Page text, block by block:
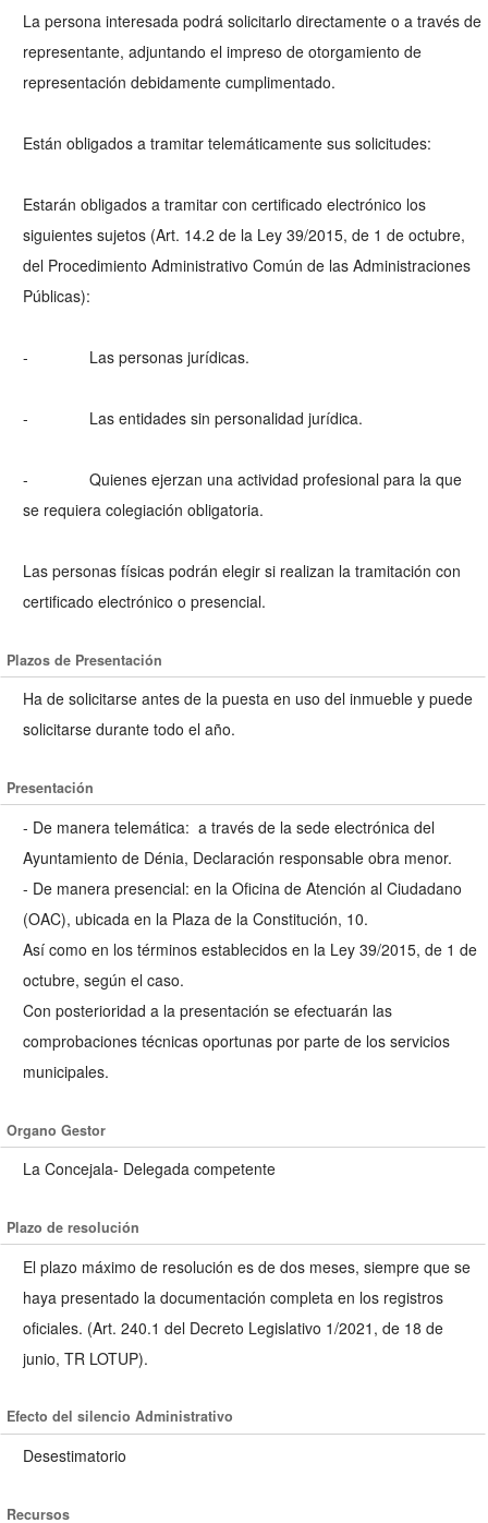
La persona interesada podrá solicitarlo directamente o a través de
representante, adjuntando el impreso de otorgamiento de
representación debidamente cumplimentado.
Están obligados a tramitar telemáticamente sus solicitudes:
Estarán obligados a tramitar con certificado electrónico los
siguientes sujetos (Art. 14.2 de la Ley 39/2015, de 1 de octubre,
del Procedimiento Administrativo Común de las Administraciones
Públicas):
- Las personas jurídicas.
- Las entidades sin personalidad jurídica.
- Quienes ejerzan una actividad profesional para la que
se requiera colegiación obligatoria.
Las personas físicas podrán elegir si realizan la tramitación con
certificado electrónico o presencial.
Plazos de Presentación
Ha de solicitarse antes de la puesta en uso del inmueble y puede
solicitarse durante todo el año.
Presentación
- De manera telemática: a través de la sede electrónica del
Ayuntamiento de Dénia, Declaración responsable obra menor.
- De manera presencial: en la Oficina de Atención al Ciudadano
(OAC), ubicada en la Plaza de la Constitución, 10.
Así como en los términos establecidos en la Ley 39/2015, de 1 de
octubre, según el caso.
Con posterioridad a la presentación se efectuarán las
comprobaciones técnicas oportunas por parte de los servicios
municipales.
Organo Gestor
La Concejala- Delegada competente
Plazo de resolución
El plazo máximo de resolución es de dos meses, siempre que se
haya presentado la documentación completa en los registros
oficiales. (Art. 240.1 del Decreto Legislativo 1/2021, de 18 de
junio, TR LOTUP).
Efecto del silencio Administrativo
Desestimatorio
Recursos